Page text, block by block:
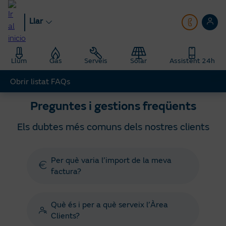
Anar
contingut
principal
Llar
Llum Gas Serveis Solar Assistent 24h
Llar Preguntes gestions freqüents
Preguntes i gestions freqüents
Els dubtes més comuns dels nostres clients
Per què varia l’import de la meva
factura?
Què és i per a què serveix l’Àrea
Clients?
Obrir listat FAQs